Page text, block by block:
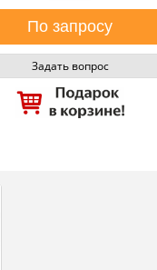
Задать вопрос